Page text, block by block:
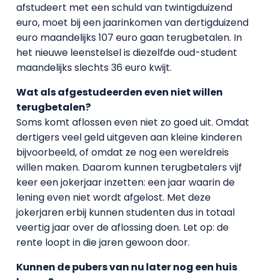
afstudeert met een schuld van twintigduizend
euro, moet bij een jaarinkomen van dertigduizend
euro maandelijks 107 euro gaan terugbetalen. In
het nieuwe leenstelsel is diezelfde oud-student
maandelijks slechts 36 euro kwijt.
Wat als afgestudeerden even niet willen
terugbetalen?
Soms komt aflossen even niet zo goed uit. Omdat
dertigers veel geld uitgeven aan kleine kinderen
bijvoorbeeld, of omdat ze nog een wereldreis
willen maken. Daarom kunnen terugbetalers vijf
keer een jokerjaar inzetten: een jaar waarin de
lening even niet wordt afgelost. Met deze
jokerjaren erbij kunnen studenten dus in totaal
veertig jaar over de aflossing doen. Let op: de
rente loopt in die jaren gewoon door.
Kunnen de pubers van nu later nog een huis